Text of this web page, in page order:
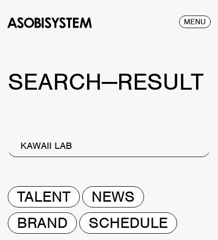
MENU
SEARCH—RESULT
KAWAII LAB
TALENT
NEWS
BRAND
SCHEDULE